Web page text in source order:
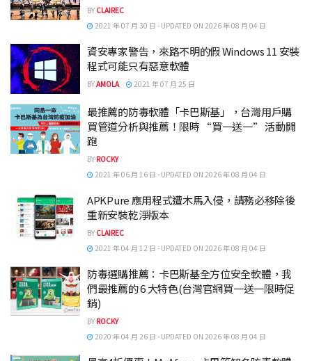
BY CLAIREC
2021 年 07 月 30 日 - UPDATED ON 2026 年 08 月 04 日
資安專家警告，來路不明的假 Windows 11 安裝
程式可能只有惡意軟體
BYAMOLA 2021 年 07 月 25 日
最推薦的防毒軟體「卡巴斯基」，台灣用戶購
買管道分析與推薦！限時 “買一送一” 活動開
跑
BY ROCKY
2021 年 06 月 16 日 - UPDATED ON 2026 年 08 月 04 日
APKPure 應用程式遭木馬入侵，請務必移除後
重新安裝乾淨版本
BY CLAIREC
2021 年 04 月 12 日 - UPDATED ON 2026 年 08 月 04 日
防毒選購推薦：卡巴斯基全方位安全軟體，我
們最推薦的 6 大特色(台灣官網買一送一限時促
銷)
BY ROCKY
2020 年 04 月 26 日 - UPDATED ON 2026 年 08 月 04 日